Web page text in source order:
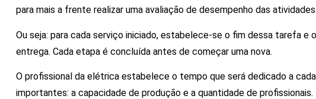
para mais a frente realizar uma avaliação de desempenho das atividades.
Ou seja: para cada serviço iniciado, estabelece-se o fim dessa tarefa
entrega. Cada etapa é concluída antes de começar uma nova.
O profissional da elétrica estabelece o tempo que será dedicado a
importantes: a capacidade de produção e a quantidade de profissionais.